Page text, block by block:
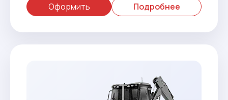
Оформить
Подробнее